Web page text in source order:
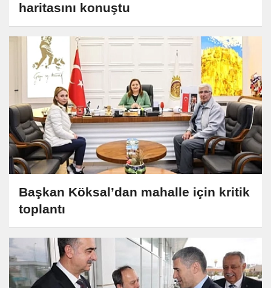
haritasını konuştu
Başkan Köksal’dan mahalle için kritik
toplantı